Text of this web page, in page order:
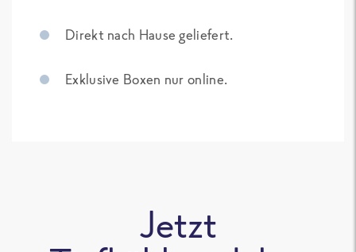
Direkt nach Hause geliefert.
Exklusive Boxen nur online.
Jetzt